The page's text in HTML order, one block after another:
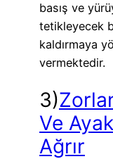
basış ve
tetikleyecek
kaldırmaya
vermektedir.
3)
Ve
Ağrır